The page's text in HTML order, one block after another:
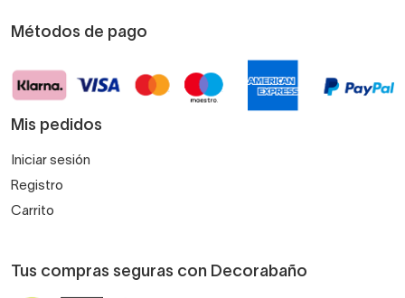
Métodos de pago
Mis pedidos
Iniciar sesión
Registro
Carrito
Tus compras seguras con Decorabaño